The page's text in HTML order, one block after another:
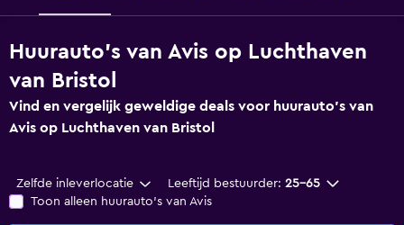
Huurauto's van Avis op Luchthaven
van Bristol
Vind en vergelijk geweldige deals voor huurauto's van
Avis op Luchthaven van Bristol
Zelfde inleverlocatie Leeftijd bestuurder: 25-65
Toon alleen huurauto's van Avis